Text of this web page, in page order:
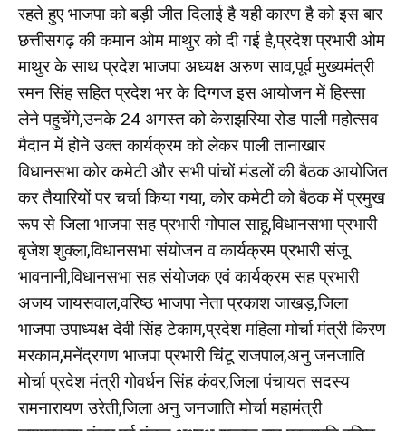
रहते हुए भाजपा को बड़ी जीत दिलाई है यही कारण है को इस बार
छत्तीसगढ़ की कमान ओम माथुर को दी गई है,प्रदेश प्रभारी ओम
माथुर के साथ प्रदेश भाजपा अध्यक्ष अरुण साव,पूर्व मुख्यमंत्री
रमन सिंह सहित प्रदेश भर के दिग्गज इस आयोजन में हिस्सा
लेने पहुचेंगे,उनके 24 अगस्त को केराझरिया रोड पाली महोत्सव
मैदान में होने उक्त कार्यक्रम को लेकर पाली तानाखार
विधानसभा कोर कमेटी और सभी पांचों मंडलों की बैठक आयोजित
कर तैयारियों पर चर्चा किया गया, कोर कमेटी को बैठक में प्रमुख
रूप से जिला भाजपा सह प्रभारी गोपाल साहू,विधानसभा प्रभारी
बृजेश शुक्ला,विधानसभा संयोजन व कार्यक्रम प्रभारी संजू
भावनानी,विधानसभा सह संयोजक एवं कार्यक्रम सह प्रभारी
अजय जायसवाल,वरिष्ठ भाजपा नेता प्रकाश जाखड़,जिला
भाजपा उपाध्यक्ष देवी सिंह टेकाम,प्रदेश महिला मोर्चा मंत्री किरण
मरकाम,मनेंद्रगण भाजपा प्रभारी चिंटू राजपाल,अनु जनजाति
मोर्चा प्रदेश मंत्री गोवर्धन सिंह कंवर,जिला पंचायत सदस्य
रामनारायण उरेती,जिला अनु जनजाति मोर्चा महामंत्री